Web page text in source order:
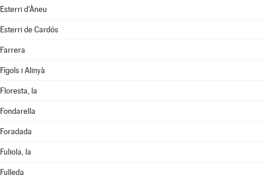
Esterri d'Àneu
Esterri de Cardós
Farrera
Fígols i Alinyà
Floresta, la
Fondarella
Foradada
Fuliola, la
Fulleda